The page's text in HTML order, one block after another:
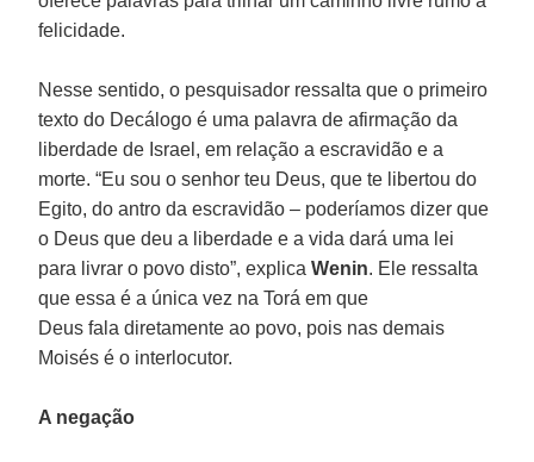
felicidade.
Nesse sentido, o pesquisador ressalta que o primeiro
texto do Decálogo é uma palavra de afirmação da
liberdade de Israel, em relação a escravidão e a
morte. “Eu sou o senhor teu Deus, que te libertou do
Egito, do antro da escravidão – poderíamos dizer que
o Deus que deu a liberdade e a vida dará uma lei
para livrar o povo disto”, explicaWenin. Ele ressalta
que essa é a única vez na Torá em que
Deus fala diretamente ao povo, pois nas demais
Moisés é o interlocutor.
A negação